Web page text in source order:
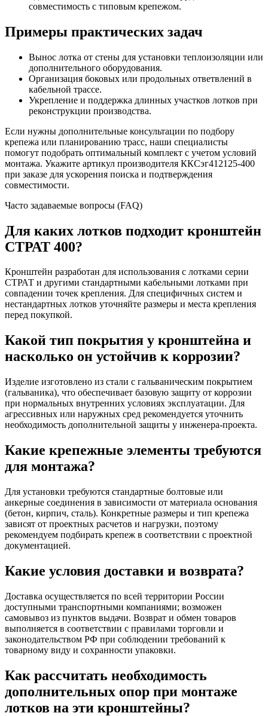
совместимость с типовым крепежом.
Примеры практических задач
Вынос лотка от стены для установки теплоизоляции или
дополнительного оборудования.
Организация боковых или продольных ответвлений в
кабельной трассе.
Укрепление и поддержка длинных участков лотков при
реконструкции производства.
Если нужны дополнительные консультации по подбору
крепежа или планированию трасс, наши специалисты
помогут подобрать оптимальный комплект с учетом условий
монтажа. Укажите артикул производителя ККСэг412125-400
при заказе для ускорения поиска и подтверждения
совместимости.
Часто задаваемые вопросы (FAQ)
Для каких лотков подходит кронштейн
СТРАТ 400?
Кронштейн разработан для использования с лотками серии
СТРАТ и другими стандартными кабельными лотками при
совпадении точек крепления. Для специфичных систем и
нестандартных лотков уточняйте размеры и места крепления
перед покупкой.
Какой тип покрытия у кронштейна и
насколько он устойчив к коррозии?
Изделие изготовлено из стали с гальваническим покрытием
(гальваника), что обеспечивает базовую защиту от коррозии
при нормальных внутренних условиях эксплуатации. Для
агрессивных или наружных сред рекомендуется уточнить
необходимость дополнительной защиты у инженера-проекта.
Какие крепежные элементы требуются
для монтажа?
Для установки требуются стандартные болтовые или
анкерные соединения в зависимости от материала основания
(бетон, кирпич, сталь). Конкретные размеры и тип крепежа
зависят от проектных расчетов и нагрузки, поэтому
рекомендуем подбирать крепеж в соответствии с проектной
документацией.
Какие условия доставки и возврата?
Доставка осуществляется по всей территории России
доступными транспортными компаниями; возможен
самовывоз из пунктов выдачи. Возврат и обмен товаров
выполняется в соответствии с правилами торговли и
законодательством РФ при соблюдении требований к
товарному виду и сохранности упаковки.
Как рассчитать необходимость
дополнительных опор при монтаже
лотков на эти кронштейны?